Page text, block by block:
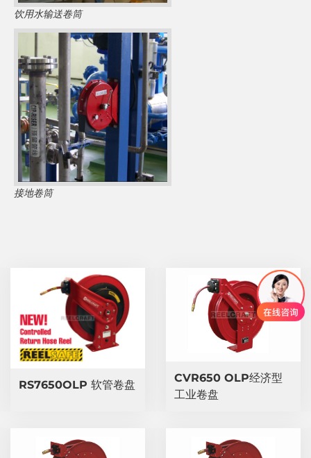
饮用水输送卷筒
接地卷筒
RS7650OLP 软管卷盘
CVR650 OLP经济型
工业卷盘